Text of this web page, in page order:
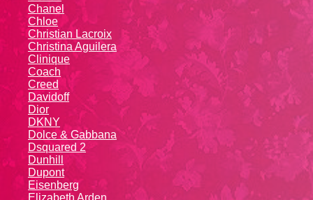
Chanel
Chloe
Christian Lacroix
Christina Aguilera
Cliniquе
Coach
Creed
Davidoff
Dior
DKNY
Dolce & Gabbana
Dsquared 2
Dunhill
Dupont
Eisenberg